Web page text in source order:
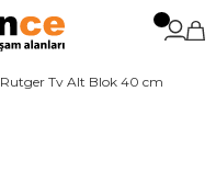
Rutger Tv Alt Blok 40 cm